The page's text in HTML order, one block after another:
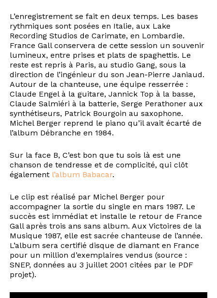
L’enregistrement se fait en deux temps. Les bases
rythmiques sont posées en Italie, aux Lake
Recording Studios de Carimate, en Lombardie.
France Gall conservera de cette session un souvenir
lumineux, entre prises et plats de spaghettis. Le
reste est repris à Paris, au studio Gang, sous la
direction de l’ingénieur du son Jean-Pierre Janiaud.
Autour de la chanteuse, une équipe resserrée :
Claude Engel à la guitare, Jannick Top à la basse,
Claude Salmiéri à la batterie, Serge Perathoner aux
synthétiseurs, Patrick Bourgoin au saxophone.
Michel Berger reprend le piano qu’il avait écarté de
l’album Débranche en 1984.
Sur la face B, C’est bon que tu sois là est une
chanson de tendresse et de complicité, qui clôt
également l’album Babacar.
Le clip est réalisé par Michel Berger pour
accompagner la sortie du single en mars 1987. Le
succès est immédiat et installe le retour de France
Gall après trois ans sans album. Aux Victoires de la
Musique 1987, elle est sacrée chanteuse de l’année.
L’album sera certifié disque de diamant en France
pour un million d’exemplaires vendus (source :
SNEP, données au 3 juillet 2001 citées par le PDF
projet).